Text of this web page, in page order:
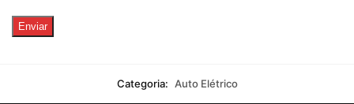
Categoria: Auto Elétrico